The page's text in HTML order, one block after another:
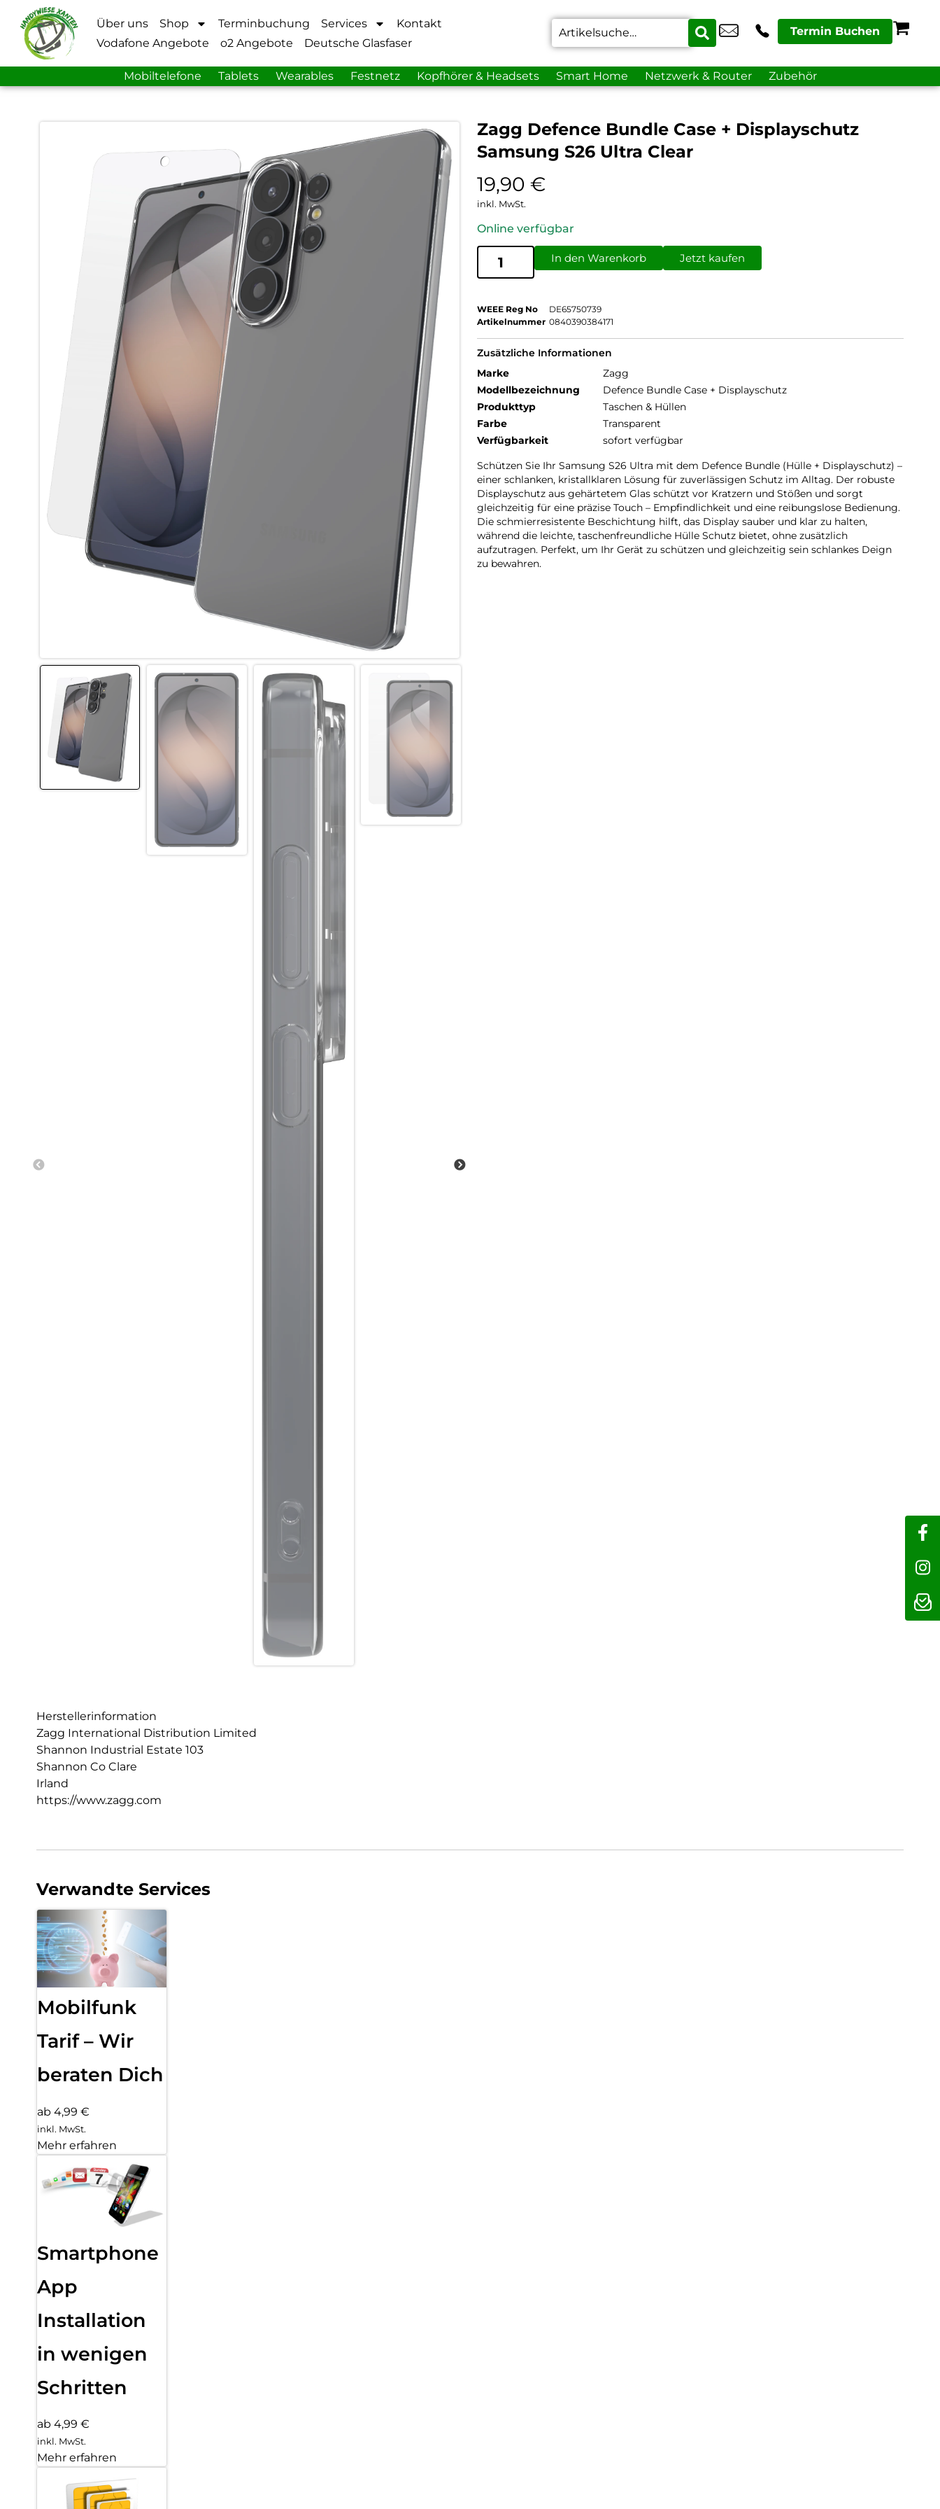
Über uns Shop Terminbuchung Services
Kontakt
Vodafone Angebote
o2 Angebote Deutsche Glasfaser
Termin Buchen
Mobiltelefone Tablets Wearables Festnetz Kopfhörer & Headsets Smart Home Netzwerk & Router Zubehör
Zagg Defence Bundle Case + Displayschutz
Samsung S26 Ultra Clear
19,90 €
inkl. MwSt.
Online verfügbar
In den Warenkorb Jetzt kaufen
WEEE Reg No
DE65750739
Artikelnummer 0840390384171
Zusätzliche Informationen
Marke
Zagg
Modellbezeichnung
Defence Bundle Case + Displayschutz
Produkttyp
Taschen & Hüllen
Farbe
Transparent
Verfügbarkeit
sofort verfügbar
Schützen Sie Ihr Samsung S26 Ultra mit dem Defence Bundle (Hülle + Displayschutz) –
einer schlanken, kristallklaren Lösung für zuverlässigen Schutz im Alltag. Der robuste
Displayschutz aus gehärtetem Glas schützt vor Kratzern und Stößen und sorgt
gleichzeitig für eine präzise Touch – Empfindlichkeit und eine reibungslose Bedienung.
Die schmierresistente Beschichtung hilft, das Display sauber und klar zu halten,
während die leichte, taschenfreundliche Hülle Schutz bietet, ohne zusätzlich
aufzutragen. Perfekt, um Ihr Gerät zu schützen und gleichzeitig sein schlankes Deign
zu bewahren.
Herstellerinformation
Zagg International Distribution Limited
Shannon Industrial Estate 103
Shannon Co Clare
Irland
https://www.zagg.com
Verwandte Services
Mobilfunk
Tarif – Wir
beraten Dich
ab 4,99 €
inkl. MwSt.
Mehr erfahren
Smartphone
App
Installation
in wenigen
Schritten
ab 4,99 €
inkl. MwSt.
Mehr erfahren